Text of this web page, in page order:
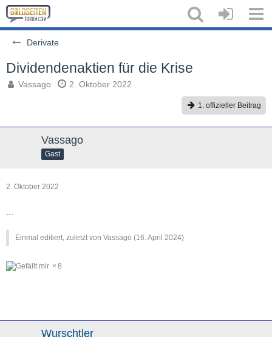
Derivate
Dividendenaktien für die Krise
Vassago 2. Oktober 2022
1. offizieller Beitrag
Vassago
Gast
2. Oktober 2022
Einmal editiert, zuletzt von Vassago (16. April 2024)
8
Wurschtler